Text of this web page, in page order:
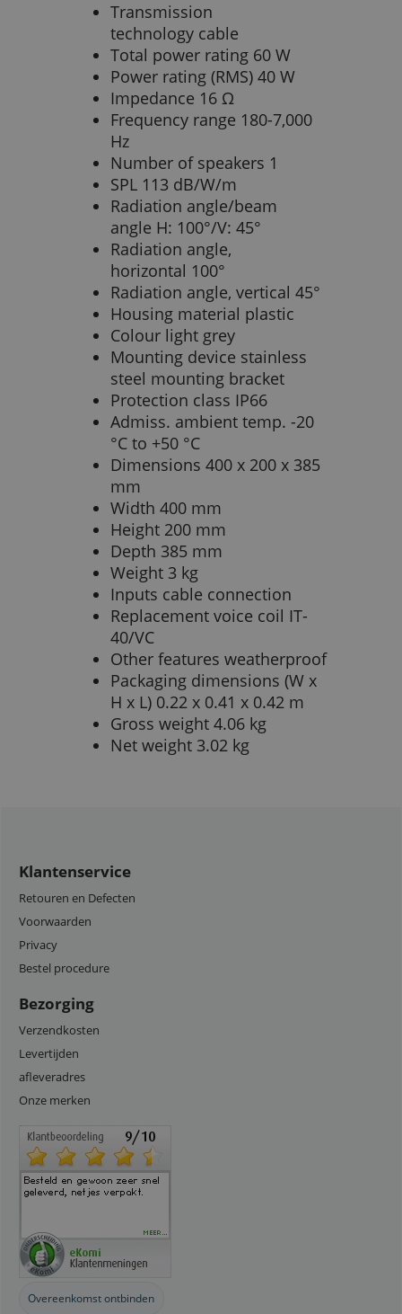
Transmission
technology cable
Total power rating 60 W
Power rating (RMS) 40 W
Impedance 16 Ω
Frequency range 180-7,000
Hz
Number of speakers 1
SPL 113 dB/W/m
Radiation angle/beam
angle H: 100°/V: 45°
Radiation angle,
horizontal 100°
Radiation angle, vertical 45°
Housing material plastic
Colour light grey
Mounting device stainless
steel mounting bracket
Protection class IP66
Admiss. ambient temp. -20
°C to +50 °C
Dimensions 400 x 200 x 385
mm
Width 400 mm
Height 200 mm
Depth 385 mm
Weight 3 kg
Inputs cable connection
Replacement voice coil IT-
40/VC
Other features weatherproof
Packaging dimensions (W x
H x L) 0.22 x 0.41 x 0.42 m
Gross weight 4.06 kg
Net weight 3.02 kg
Klantenservice
Retouren en Defecten
Voorwaarden
Privacy
Bestel procedure
Bezorging
Verzendkosten
Levertijden
afleveradres
Onze merken
Overeenkomst ontbinden